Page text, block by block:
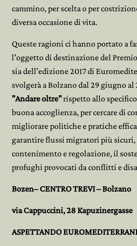
cammino, per scelta o per
diversa occasione di vita.
Queste ragioni ci hanno portato a
l'oggetto di destinazione del
sia dell'edizione 2017 di
svolgerà a Bolzano dal 29 giugno al
"Andare oltre"rispetto allo
buona accoglienza, per cercare di
migliorare politiche e pratiche
garantire flussi migratori più
contenimento e regolazione, il
profughi provocati da conflitti e
Bozen– CENTRO TREVI – Bolzano
via Cappuccini, 28 Kapuzinergasse
ASPETTANDO